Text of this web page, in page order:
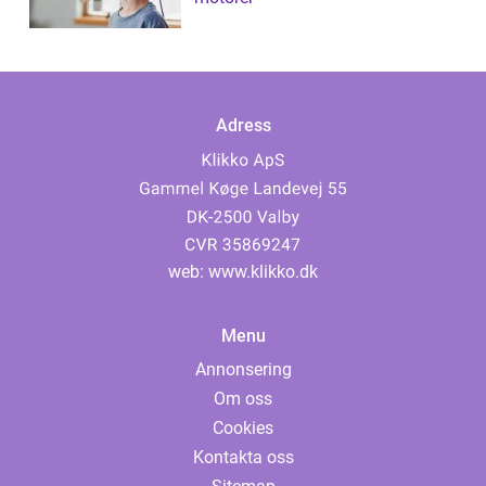
Adress
web: www.klikko.dk
Menu
Annonsering
Om oss
Cookies
Kontakta oss